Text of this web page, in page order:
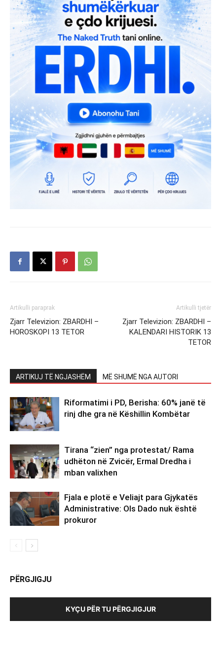
Artikulli paraprak
Zjarr Televizion: ZBARDHI –
HOROSKOPI 13 TETOR
Artikulli tjetër
Zjarr Televizion: ZBARDHI –
KALENDARI HISTORIK 13
TETOR
ARTIKUJ TË NGJASHËM MË SHUMË NGA AUTORI
Riformatimi i PD, Berisha: 60% janë të
rinj dhe gra në Këshillin Kombëtar
Tirana “zien” nga protestat/ Rama
udhëton në Zvicër, Ermal Dredha i
mban valixhen
Fjala e plotë e Veliajt para Gjykatës
Administrative: Ols Dado nuk është
prokuror
PËRGJIGJU
KYÇU PËR TU PËRGJIGJUR